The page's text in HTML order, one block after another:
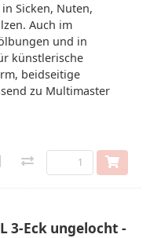
Sicken, Nuten,
Auch im
und in
künstlerische
beidseitige
zu Multimaster
3-Eck ungelocht -